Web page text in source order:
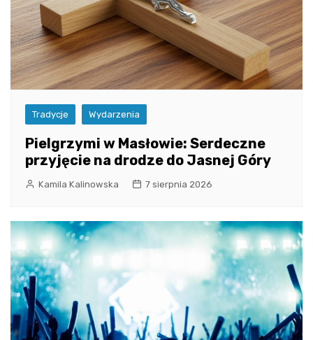
Tradycje Wydarzenia
Pielgrzymi w Masłowie: Serdeczne
przyjęcie na drodze do Jasnej Góry
Kamila Kalinowska 7 sierpnia 2026